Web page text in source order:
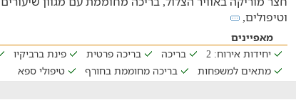
וטיפולים,
מאפיינים
יחידות אירוח: 2
בריכה בריכה פרטית פינת ברביקיו
מתאים למשפחות
בריכה מחוממת בחורף טיפולי ספא